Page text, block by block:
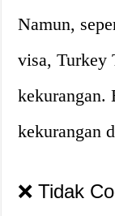
Namun,
visa, Turkey
kekurangan.
kekurangan
❌ Tidak